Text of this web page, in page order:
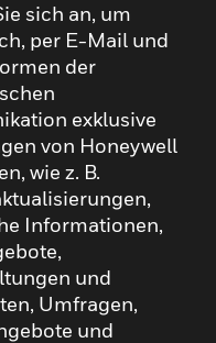
sich an, um
per E-Mail und
der
exklusive
von Honeywell
wie z. B.
Informationen,
und
Umfragen,
und